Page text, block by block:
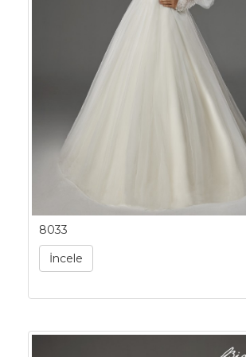
8033
İncele